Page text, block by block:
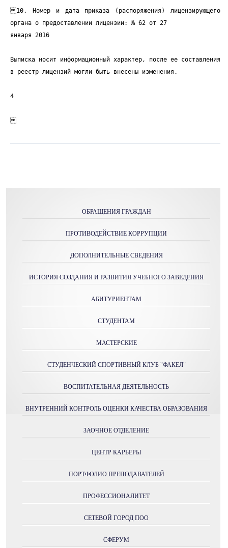
10. Номер и дата приказа (распоряжения) лицензирующего
органа о предоставлении лицензии: № 62 от 27
января 2016
Выписка носит информационный характер, после ее составления
в реестр лицензий могли быть внесены изменения.
4
ОБРАЩЕНИЯ ГРАЖДАН
ПРОТИВОДЕЙСТВИЕ КОРРУПЦИИ
ДОПОЛНИТЕЛЬНЫЕ СВЕДЕНИЯ
ИСТОРИЯ СОЗДАНИЯ И РАЗВИТИЯ УЧЕБНОГО ЗАВЕДЕНИЯ
АБИТУРИЕНТАМ
СТУДЕНТАМ
МАСТЕРСКИE
СТУДЕНЧЕСКИЙ СПОРТИВНЫЙ КЛУБ "ФАКЕЛ"
ВОСПИТАТЕЛЬНАЯ ДЕЯТЕЛЬНОСТЬ
ВНУТРЕННИЙ КОНТРОЛЬ ОЦЕНКИ КАЧЕСТВА ОБРАЗОВАНИЯ
ЗАОЧНОЕ ОТДЕЛЕНИЕ
ЦЕНТР КАРЬЕРЫ
ПОРТФОЛИО ПРЕПОДАВАТЕЛЕЙ
ПРОФЕССИОНАЛИТЕТ
СЕТЕВОЙ ГОРОД ПОО
СФЕРУМ